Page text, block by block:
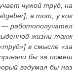
чужой труд, на
а тот, у ког
работополучател
жизни такж
в смысле «за
бы за помеш
вздумал бы наз